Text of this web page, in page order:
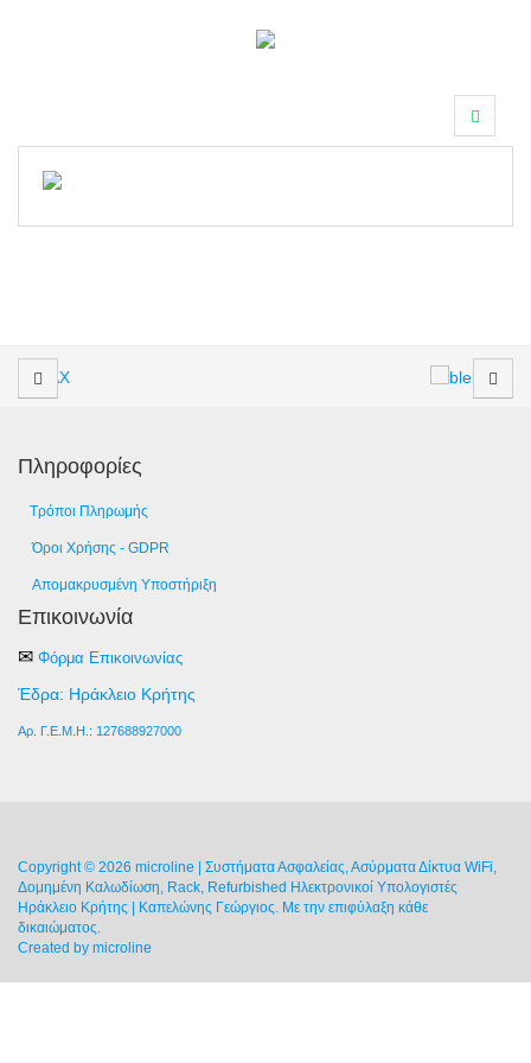
Πληροφορίες
Τρόποι Πληρωμής
Όροι Χρήσης - GDPR
Απομακρυσμένη Υποστήριξη
Επικοινωνία
✉ Φόρμα Επικοινωνίας
Έδρα: Ηράκλειο Κρήτης
Αρ. Γ.Ε.Μ.Η.: 127688927000
Copyright © 2026 microline | Συστήματα Ασφαλείας, Ασύρματα Δίκτυα WiFi,
Δομημένη Καλωδίωση, Rack, Refurbished Ηλεκτρονικοί Υπολογιστές
Ηράκλειο Κρήτης | Καπελώνης Γεώργιος. Με την επιφύλαξη κάθε
δικαιώματος.
Created by microline